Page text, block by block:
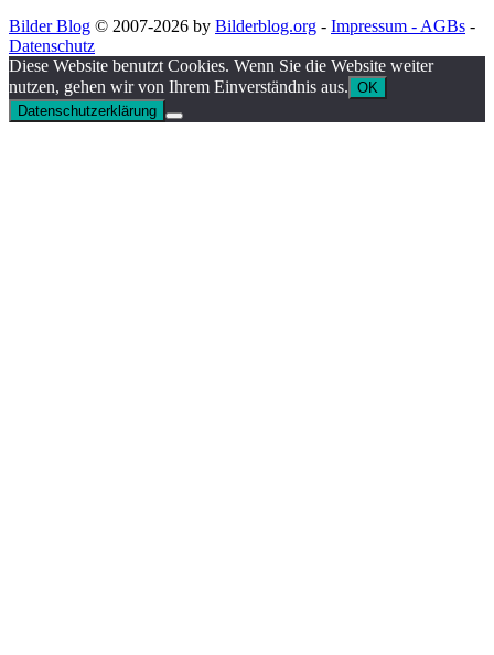
Bilder Blog © 2007-2026 by Bilderblog.org - Impressum - AGBs -
Datenschutz
Diese Website benutzt Cookies. Wenn Sie die Website weiter
nutzen, gehen wir von Ihrem Einverständnis aus. OK
Datenschutzerklärung